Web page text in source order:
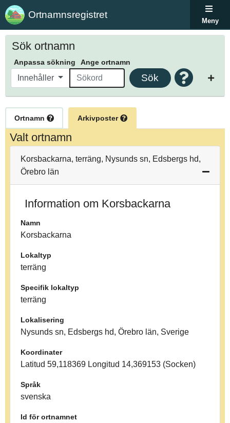
Ortnamnsregistret
Meny
Sök ortnamn
Anpassa sökning Ange ortnamn
Innehåller Sök
Ortnamn Arkivposter
Valt ortnamn
Korsbackarna, terräng, Nysunds sn, Edsbergs hd,
Örebro län
Information om Korsbackarna
Namn
Korsbackarna
Lokaltyp
terräng
Specifik lokaltyp
terräng
Lokalisering
Nysunds sn, Edsbergs hd, Örebro län, Sverige
Koordinater
Latitud 59,118369 Longitud 14,369153 (Socken)
Språk
svenska
Id för ortnamnet